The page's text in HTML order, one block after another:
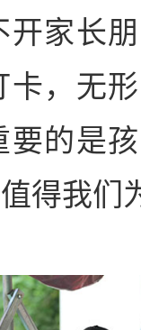
家长
，无
的是
得我们